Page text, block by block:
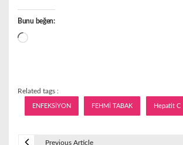
Bunu beğen:
Yükleniyor...
Related tags :
ENFEKSİYON FEHMİ TABAK Hepatit C
Previous Article